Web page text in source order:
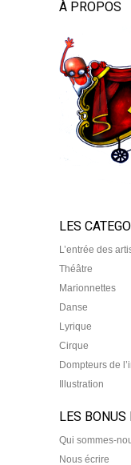
À PROPOS
LES
L’entrée des
Théâtre
Marionnettes
Danse
Lyrique
Cirque
Dompteurs de
Illustration
LES BONUS
Qui sommes-
Nous écrire